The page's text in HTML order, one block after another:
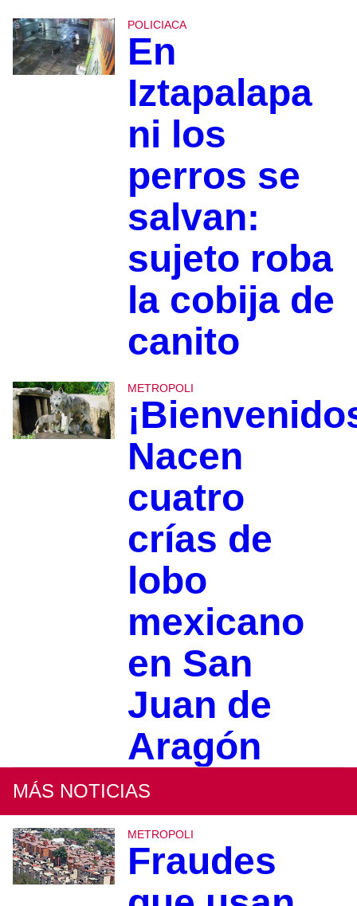
POLICIACA
En
Iztapalapa
ni los
perros se
salvan:
sujeto roba
la cobija de
canito
METROPOLI
Nacen
cuatro
crías de
lobo
mexicano
en San
Juan de
Aragón
MÁS NOTICIAS
METROPOLI
Fraudes